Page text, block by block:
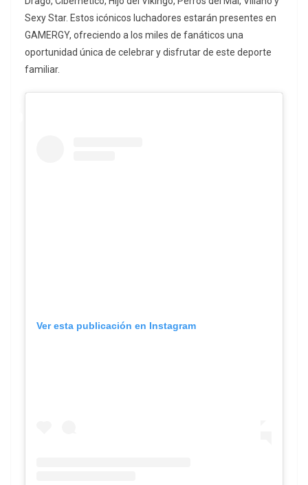
Sexy Star. Estos icónicos luchadores estarán presentes en
GAMERGY, ofreciendo a los miles de fanáticos una
oportunidad única de celebrar y disfrutar de este deporte
familiar.
Ver esta publicación en Instagram